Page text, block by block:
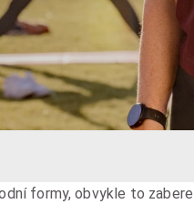
formy, obvykle to